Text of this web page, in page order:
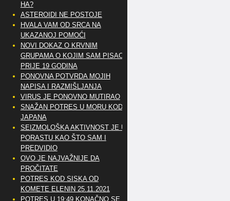
HA?
ASTEROIDI NE POSTOJE
HVALA VAM OD SRCA NA
UKAZANOJ POMOĆI
NOVI DOKAZ O KRVNIM
GRUPAMA O KOJIM SAM PISAO
PRIJE 19 GODINA
PONOVNA POTVRDA MOJIH
NAPISA I RAZMIŠLJANJA
VIRUS JE PONOVNO MUTIRAO
SNAŽAN POTRES U MORU KOD
JAPANA
SEIZMOLOŠKA AKTIVNOST JE U
PORASTU KAO ŠTO SAM I
PREDVIDIO
OVO JE NAJVAŽNIJE DA
PROČITATE
POTRES KOD SISKA OD
KOMETE ELENIN 25.11.2021
POTRES U 19:49 KONAČNO SE